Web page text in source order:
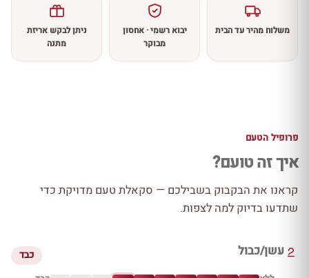
משלוח מהיר עד הבית
יבוא רשמי · אחסון
מבוקר
ניתן לבקש אריזת
מתנה
פרופיל הטעם
איך זה טועם?
קראנו את הבקבוק בשבילכם — סקאלת טעם מדויקת כדי
שתדעו בדיוק למה לצפות.
עשן/כבול כבד